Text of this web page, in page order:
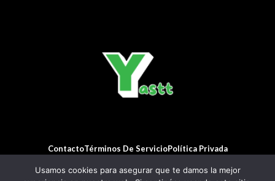
ContactoTérminos De ServicioPolítica Privada
© Copyright 2022 Jellywp. All rights reserved powered by
Jellywp.com
Usamos cookies para asegurar que te damos la mejor